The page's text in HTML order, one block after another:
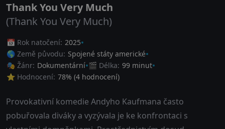
Thank You Very Much
(Thank You Very Much)
📅 Rok natočení: 2025
🌎 Země původu: Spojené státy americké
🎭 Žánr: Dokumentární 🎬 Délka: 99 minut
⭐ Hodnocení: 78% (4 hodnocení)
Provokativní komedie Andyho Kaufmana často
pobuřovala diváky a vyzývala je ke konfrontaci s